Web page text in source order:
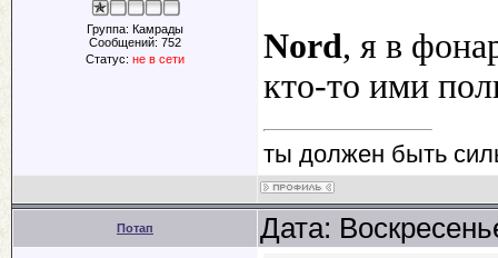
Группа: Камрады
Сообщений: 752
Статус: не в сети Nord, я в
кто-то ими
ты должен быть
Потап Дата: